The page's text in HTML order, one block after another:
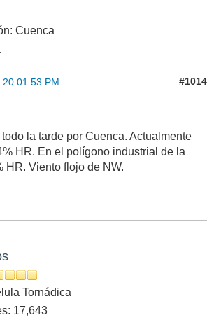
Cuenca
PM #1014
la tarde por Cuenca. Actualmente
HR. En el polígono industrial de la
HR. Viento flojo de NW.
Tornádica
17,643